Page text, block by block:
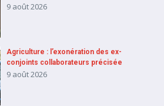
9 août 2026
Agriculture : l’exonération des ex-
conjoints collaborateurs précisée
9 août 2026